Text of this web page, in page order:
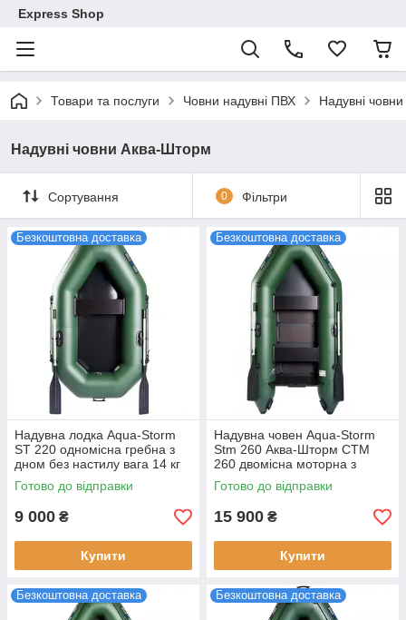
Express Shop
Товари та послуги Човни надувні ПВХ Надувні
Надувні човни Аква-Шторм
Сортування 0 Фільтри
Безкоштовна доставка
Надувна лодка Aqua-Storm
ST 220 одномісна гребна з
дном без настилу вага 14 кг
матеріал ПВХ
Готово до відправки
9 000 ₴
Купити
Безкоштовна доставка
Надувна човен Aqua-Storm
Stm 260 Аква-Шторм СТМ
260 двомісна моторна з
транцем бортовим брусом та
ПВХ матеріалом
Готово до відправки
15 900 ₴
Купити
Безкоштовна доставка Безкоштовна доставка